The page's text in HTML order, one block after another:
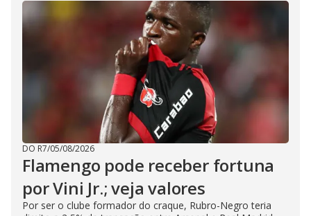
DO R7/05/08/2026
Flamengo pode receber fortuna
por Vini Jr.; veja valores
Por ser o clube formador do craque, Rubro-Negro teria